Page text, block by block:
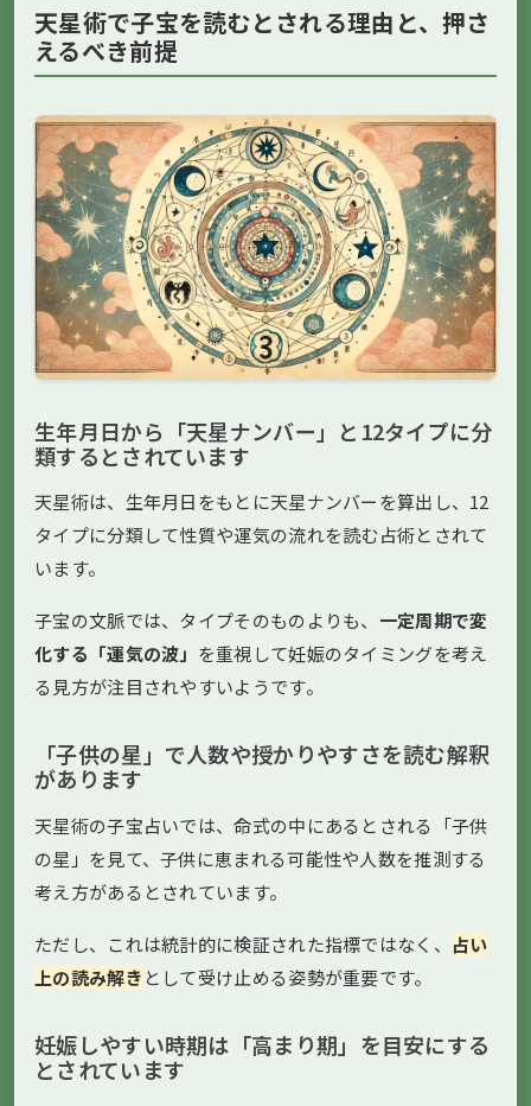
天星術で子宝を読むとされる理由と、押さ
えるべき前提
生年月日から「天星ナンバー」と12タイプに分
類するとされています
天星術は、生年月日をもとに天星ナンバーを算出し、12
タイプに分類して性質や運気の流れを読む占術とされて
います。
子宝の文脈では、タイプそのものよりも、 一定周期で変
化する「運気の波」 を重視して妊娠のタイミングを考え
る見方が注目されやすいようです。
「子供の星」で人数や授かりやすさを読む解釈
があります
天星術の子宝占いでは、命式の中にあるとされる「子供
の星」を見て、子供に恵まれる可能性や人数を推測する
考え方があるとされています。
ただし、これは統計的に検証された指標ではなく、 占い
上の読み解き として受け止める姿勢が重要です。
妊娠しやすい時期は「高まり期」を目安にする
とされています